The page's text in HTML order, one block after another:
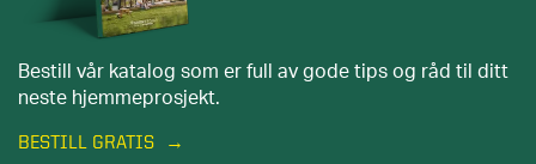
Bestill vår katalog som er full av gode tips og råd til ditt
neste hjemmeprosjekt.
BESTILL GRATIS